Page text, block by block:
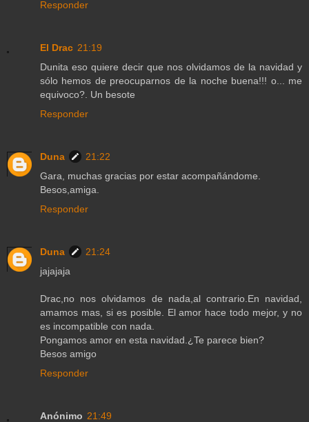
Responder
El Drac 21:19
Dunita eso quiere decir que nos olvidamos de la navidad y
sólo hemos de preocuparnos de la noche buena!!! o... me
equivoco?. Un besote
Responder
Duna
21:22
Gara, muchas gracias por estar acompañándome.
Besos,amiga.
Responder
Duna
21:24
jajajaja
Drac,no nos olvidamos de nada,al contrario.En navidad,
amamos mas, si es posible. El amor hace todo mejor, y no
es incompatible con nada.
Pongamos amor en esta navidad.¿Te parece bien?
Besos amigo
Responder
Anónimo 21:49